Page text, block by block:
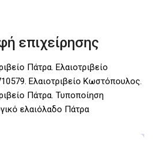
επιχείρησης
Πάτρα. Ελαιοτριβείο
Ελαιοτριβείο Kωστόπουλος.
Πάτρα. Τυποποίηση
ελαιόλαδο Πάτρα